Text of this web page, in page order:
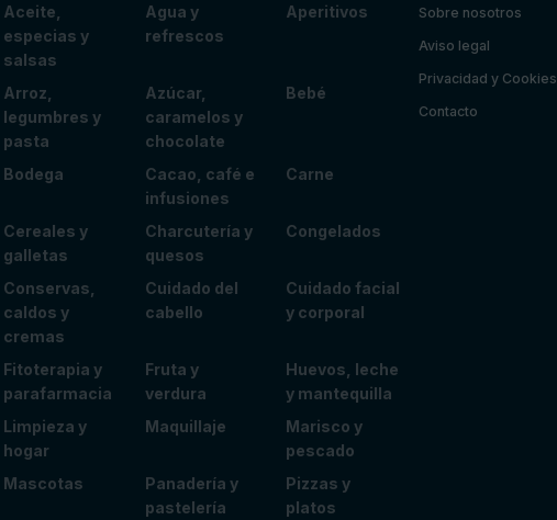
Aceite,
especias y
salsas
Agua y
refrescos
Aperitivos
Arroz,
legumbres y
pasta
Azúcar,
caramelos y
chocolate
Bebé
Bodega
Cacao, café e
infusiones
Carne
Cereales y
galletas
Charcutería y
quesos
Congelados
Conservas,
caldos y
cremas
Cuidado del
cabello
Cuidado facial
y corporal
Fitoterapia y
parafarmacia
Fruta y
verdura
Huevos, leche
y mantequilla
Limpieza y
hogar
Maquillaje
Marisco y
pescado
Mascotas
Panadería y
pastelería
Pizzas y
platos
Sobre nosotros
Aviso legal
Privacidad y Cookies
Contacto